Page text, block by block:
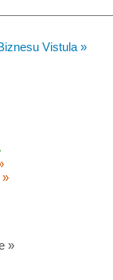
Vistula »
»
»